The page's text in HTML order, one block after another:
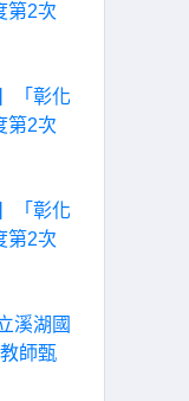
第2次
「彰化
第2次
「彰化
第2次
溪湖國
師甄